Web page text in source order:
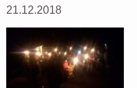
21.12.2018